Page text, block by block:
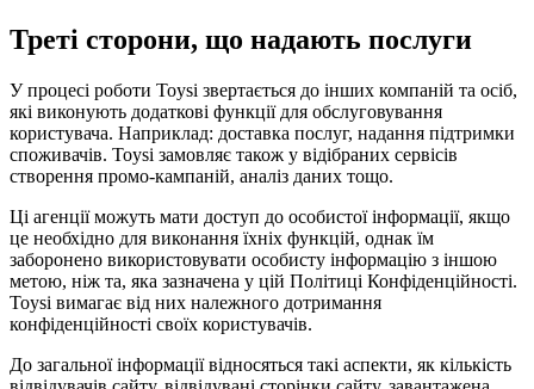
Треті сторони, що надають послуги
У процесі роботи Toysi звертається до інших компаній та осіб,
які виконують додаткові функції для обслуговування
користувача. Наприклад: доставка послуг, надання підтримки
споживачів. Toysi замовляє також у відібраних сервісів
створення промо-кампаній, аналіз даних тощо.
Ці агенції можуть мати доступ до особистої інформації, якщо
це необхідно для виконання їхніх функцій, однак їм
заборонено використовувати особисту інформацію з іншою
метою, ніж та, яка зазначена у цій Політиці Конфіденційності.
Toysi вимагає від них належного дотримання
конфіденційності своїх користувачів.
До загальної інформації відносяться такі аспекти, як кількість